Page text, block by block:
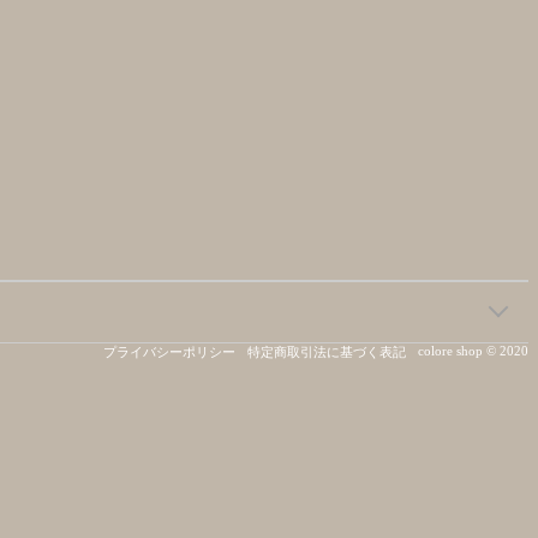
プライバシーポリシー 特定商取引法に基づく表記 colore shop © 2020